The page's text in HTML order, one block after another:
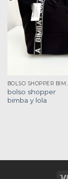
bolso shopper
bimba y lola